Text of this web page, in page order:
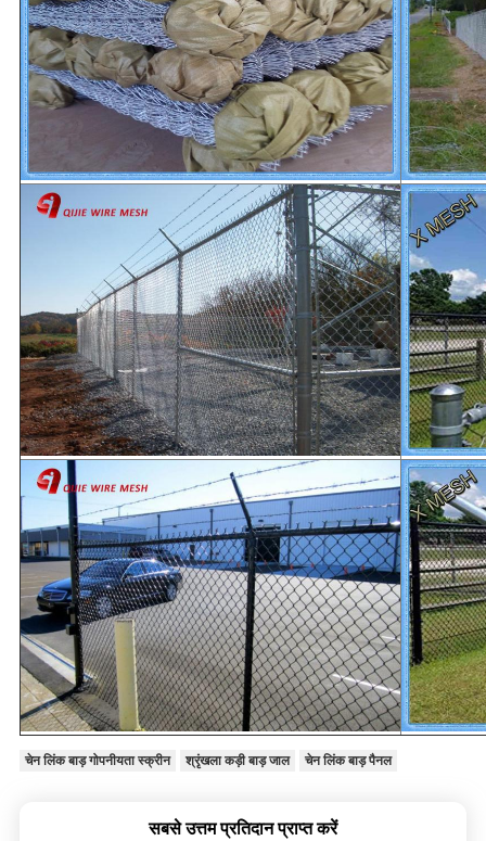
चेन लिंक बाड़ गोपनीयता स्क्रीन श्रृंखला कड़ी बाड़ जाल चेन लिंक बाड़ पैनल
सबसे उत्तम प्रतिदान प्राप्त करें